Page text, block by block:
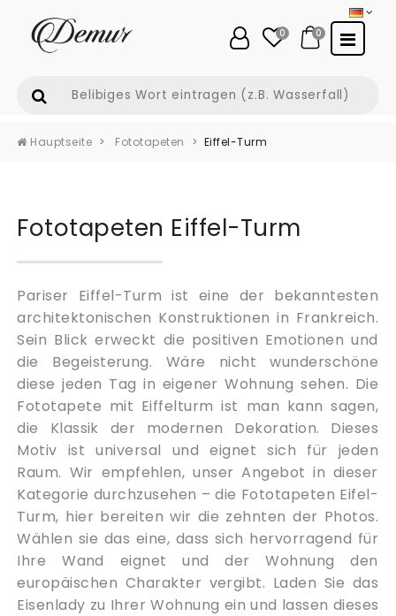
0 0
Hauptseite Fototapeten Eiffel-Turm
Fototapeten Eiffel-Turm
Pariser Eiffel-Turm ist eine der bekanntesten
architektonischen Konstruktionen in Frankreich.
Sein Blick erweckt die positiven Emotionen und
die Begeisterung. Wäre nicht wunderschöne
diese jeden Tag in eigener Wohnung sehen. Die
Fototapete mit Eiffelturm ist man kann sagen,
die Klassik der modernen Dekoration. Dieses
Motiv ist universal und eignet sich für jeden
Raum. Wir empfehlen, unser Angebot in dieser
Kategorie durchzusehen – die Fototapeten Eifel-
Turm, hier bereiten wir die zehnten der Photos.
Wählen sie das eine, dass sich hervorragend für
Ihre Wand eignet und der Wohnung den
europäischen Charakter vergibt. Laden Sie das
Eisenlady zu Ihrer Wohnung ein und lassen dieses